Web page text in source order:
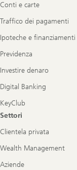
Conti e carte
Traffico dei pagamenti
Ipoteche e finanziamenti
Previdenza
Investire denaro
Digital Banking
KeyClub
Settori
Clientela privata
Wealth Management
Aziende